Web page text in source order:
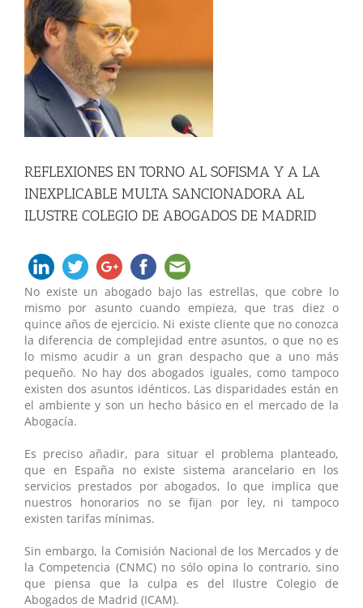
grande
REFLEXIONES EN TORNO AL SOFISMA Y A LA
INEXPLICABLE MULTA SANCIONADORA AL
ILUSTRE COLEGIO DE ABOGADOS DE MADRID
No existe un abogado bajo las estrellas, que cobre lo
mismo por asunto cuando empieza, que tras diez o
quince años de ejercicio. Ni existe cliente que no conozca
la diferencia de complejidad entre asuntos, o que no es
lo mismo acudir a un gran despacho que a uno más
pequeño. No hay dos abogados iguales, como tampoco
existen dos asuntos idénticos. Las disparidades están en
el ambiente y son un hecho básico en el mercado de la
Abogacía.
Es preciso añadir, para situar el problema planteado,
que en España no existe sistema arancelario en los
servicios prestados por abogados, lo que implica que
nuestros honorarios no se fijan por ley, ni tampoco
existen tarifas mínimas.
Sin embargo, la Comisión Nacional de los Mercados y de
la Competencia (CNMC) no sólo opina lo contrario, sino
que piensa que la culpa es del Ilustre Colegio de
Abogados de Madrid (ICAM).